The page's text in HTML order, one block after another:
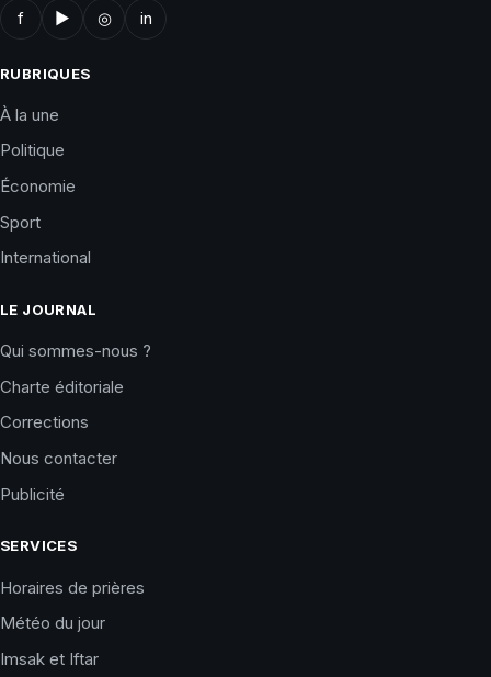
f ▶ ◎ in
RUBRIQUES
À la une
Politique
Économie
Sport
International
LE JOURNAL
Qui sommes-nous ?
Charte éditoriale
Corrections
Nous contacter
Publicité
SERVICES
Horaires de prières
Météo du jour
Imsak et Iftar